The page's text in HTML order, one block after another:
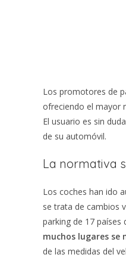
Los promotores de
ofreciendo el mayor
El usuario es sin
de su automóvil.
La normativa
Los coches han ido
se trata de cambios
parking de 17 países
muchos lugares se
de las medidas del